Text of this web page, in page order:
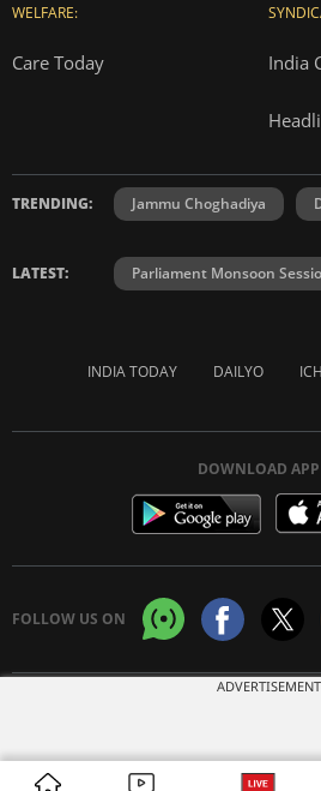
WELFARE:
Care Today India
TRENDING: Jammu Choghadiya
LATEST: Parliament Monsoon
INDIA TODAY DAILYO
DOWNLOAD APP
FOLLOW US ON
ADVERTISEMENT